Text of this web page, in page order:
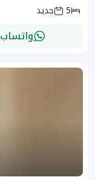
5
جديد
واتساب